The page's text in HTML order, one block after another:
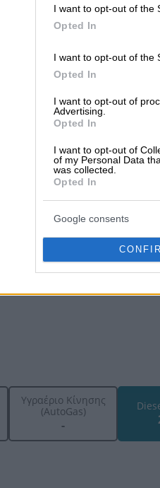
I want to opt-out of the
Opted In
I want to opt-out of the
Opted In
I want to opt-out of
Advertising.
Opted In
I want to opt-out of
of my Personal Data
was collected.
Opted In
Google consents
Υγραέριο Κίνησης
(AutoGas)
-
BP
(AutoGas)
-
Υγραέριο Κίνησης
(AutoGas)
-